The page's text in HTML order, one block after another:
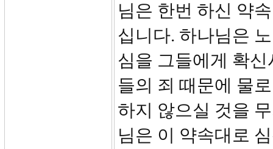
님은 한번 하신 약
십니다. 하나님은
심을 그들에게 확
들의 죄 때문에 물
하지 않으실 것을
님은 이 약속대로